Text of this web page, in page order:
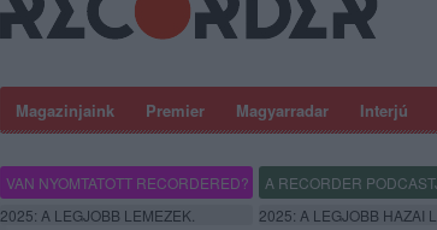
Magazinjaink Premier Magyarradar Interjú
VAN NYOMTATOTT RECORDERED? A RECORDER
2025: A LEGJOBB LEMEZEK.
2025: A LEGJOBB HAZAI